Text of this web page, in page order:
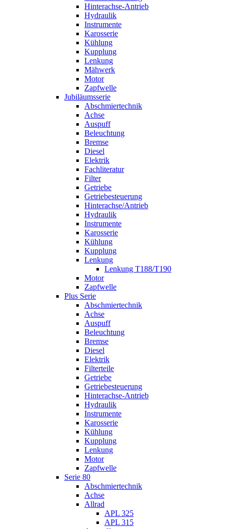
Hinterachse-Antrieb
Hydraulik
Instrumente
Karosserie
Kühlung
Kupplung
Lenkung
Mähwerk
Motor
Zapfwelle
Jubiläumsserie
Abschmiertechnik
Achse
Auspuff
Beleuchtung
Bremse
Diesel
Elektrik
Fachliteratur
Filter
Getriebe
Getriebesteuerung
Hinterachse/Antrieb
Hydraulik
Instrumente
Karosserie
Kühlung
Kupplung
Lenkung
Lenkung T188/T190
Motor
Zapfwelle
Plus Serie
Abschmiertechnik
Achse
Auspuff
Beleuchtung
Bremse
Diesel
Elektrik
Filterteile
Getriebe
Getriebesteuerung
Hinterachse-Antrieb
Hydraulik
Instrumente
Karosserie
Kühlung
Kupplung
Lenkung
Motor
Zapfwelle
Serie 80
Abschmiertechnik
Achse
Allrad
APL 325
APL 315